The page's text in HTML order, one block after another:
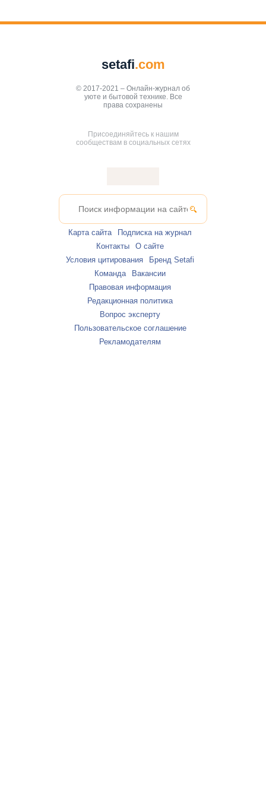
setafi.com
© 2017-2021 – Онлайн-журнал об
уюте и бытовой технике. Все
права сохранены
Присоединяйтесь к нашим
сообществам в социальных сетях
Карта сайта
Подписка на журнал
Контакты
О сайте
Условия цитирования
Бренд Setafi
Команда
Вакансии
Правовая информация
Редакционная политика
Вопрос эксперту
Пользовательское соглашение
Рекламодателям